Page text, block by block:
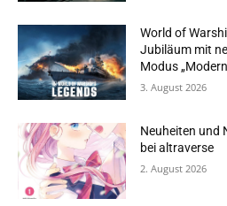
World of
Jubiläum mit
Modus
3. August 2026
Neuheiten und
bei altraverse
2. August 2026